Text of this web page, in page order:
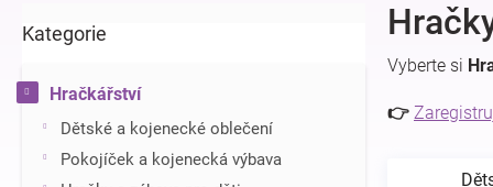
o
t
r
Přeskočit
Kategorie
Hračkářství
Dětské a kojenecké oblečení
Pokojíček a kojenecká výbava
Vyberte si
👉